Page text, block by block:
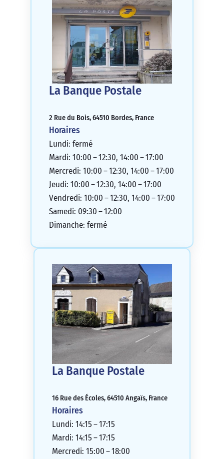
La Banque Postale
2 Rue du Bois, 64510 Bordes, France
Horaires
Lundi: fermé
Mardi: 10:00 – 12:30, 14:00 – 17:00
Mercredi: 10:00 – 12:30, 14:00 – 17:00
Jeudi: 10:00 – 12:30, 14:00 – 17:00
Vendredi: 10:00 – 12:30, 14:00 – 17:00
Samedi: 09:30 – 12:00
Dimanche: fermé
La Banque Postale
16 Rue des Écoles, 64510 Angaïs, France
Horaires
Lundi: 14:15 – 17:15
Mardi: 14:15 – 17:15
Mercredi: 15:00 – 18:00